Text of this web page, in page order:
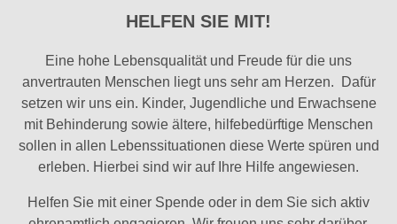
HELFEN SIE MIT!
Eine hohe Lebensqualität und Freude für die uns
anvertrauten Menschen liegt uns sehr am Herzen. Dafür
setzen wir uns ein. Kinder, Jugendliche und Erwachsene
mit Behinderung sowie ältere, hilfebedürftige Menschen
sollen in allen Lebenssituationen diese Werte spüren und
erleben. Hierbei sind wir auf Ihre Hilfe angewiesen.
Helfen Sie mit einer Spende oder in dem Sie sich aktiv